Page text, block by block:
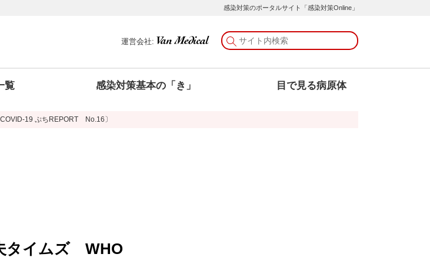
感染対策のポータルサイト「感染対策Online」
運営会社:
覧 感染対策基本の「き」 目で見る病原体
19 ぷちREPORT No.16〕
タイムズ WHO